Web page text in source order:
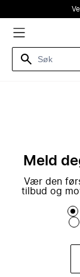
Meld
Vær den
tilbud og